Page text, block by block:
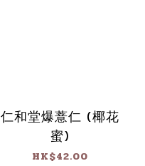
仁和堂爆薏仁 (椰花
蜜)
HK$42.00